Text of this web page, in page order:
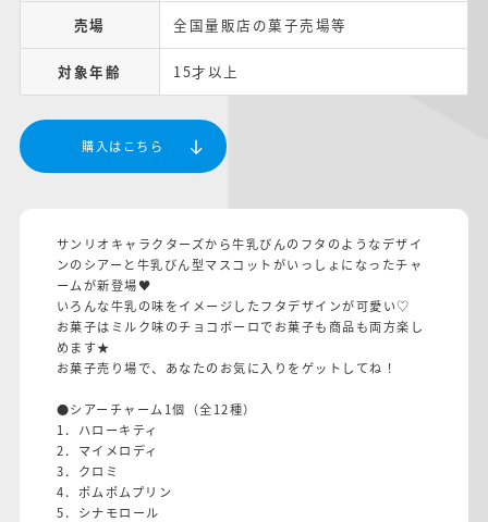
売場 全国量販店の菓子売場等
対象年齢 15才以上
購入はこちら
サンリオキャラクターズから牛乳びんのフタのようなデザイ
ンのシアーと牛乳びん型マスコットがいっしょになったチャ
ームが新登場♥
いろんな牛乳の味をイメージしたフタデザインが可愛い♡
お菓子はミルク味のチョコボーロでお菓子も商品も両方楽し
めます★
お菓子売り場で、あなたのお気に入りをゲットしてね！
●シアーチャーム1個（全12種）
1．ハローキティ
2．マイメロディ
3．クロミ
4．ポムポムプリン
5．シナモロール